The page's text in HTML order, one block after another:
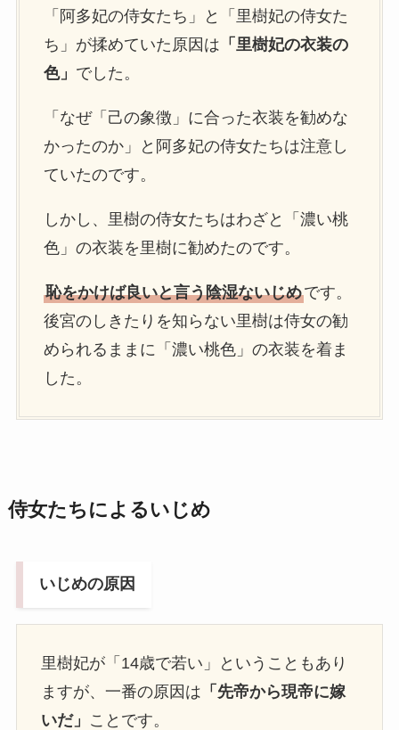
「阿多妃の侍女たち」と「里樹妃の侍女た
ち」が揉めていた原因は 「里樹妃の衣装の
色」 でした。
「なぜ「己の象徴」に合った衣装を勧めな
かったのか」と阿多妃の侍女たちは注意し
ていたのです。
しかし、里樹の侍女たちはわざと「濃い桃
色」の衣装を里樹に勧めたのです。
恥をかけば良いと言う陰湿ないじめです。
後宮のしきたりを知らない里樹は侍女の勧
められるままに「濃い桃色」の衣装を着ま
した。
侍女たちによるいじめ
いじめの原因
里樹妃が「14歳で若い」ということもあり
ますが、一番の原因は 「先帝から現帝に嫁
いだ」 ことです。